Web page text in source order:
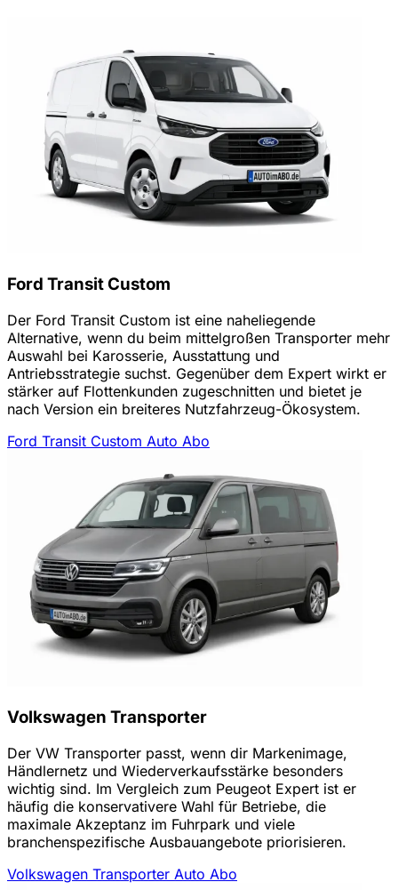
Ford Transit Custom
Der Ford Transit Custom ist eine naheliegende
Alternative, wenn du beim mittelgroßen Transporter mehr
Auswahl bei Karosserie, Ausstattung und
Antriebsstrategie suchst. Gegenüber dem Expert wirkt er
stärker auf Flottenkunden zugeschnitten und bietet je
nach Version ein breiteres Nutzfahrzeug-Ökosystem.
Ford Transit Custom Auto Abo
Volkswagen Transporter
Der VW Transporter passt, wenn dir Markenimage,
Händlernetz und Wiederverkaufsstärke besonders
wichtig sind. Im Vergleich zum Peugeot Expert ist er
häufig die konservativere Wahl für Betriebe, die
maximale Akzeptanz im Fuhrpark und viele
branchenspezifische Ausbauangebote priorisieren.
Volkswagen Transporter Auto Abo